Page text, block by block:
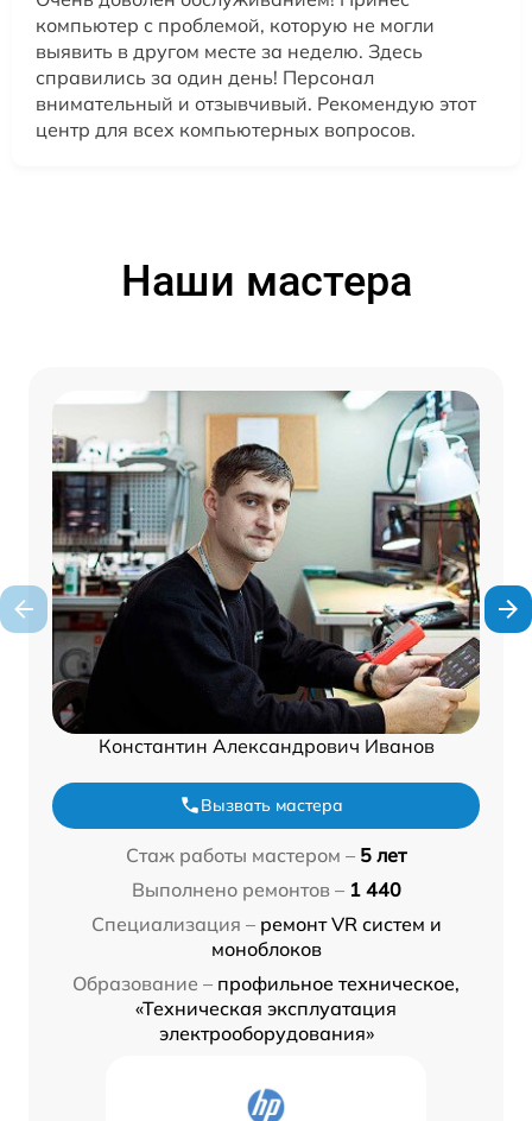
компьютер с проблемой, которую не могли
выявить в другом месте за неделю. Здесь
справились за один день! Персонал
внимательный и отзывчивый. Рекомендую этот
центр для всех компьютерных вопросов.
Наши мастера
Константин Александрович Иванов
Вызвать мастера
Стаж работы мастером – 5 лет
Выполнено ремонтов – 1 440
Специализация – ремонт VR систем и
моноблоков
Образование – профильное техническое,
«Техническая эксплуатация
электрооборудования»